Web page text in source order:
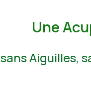
Une
sans Aiguilles,